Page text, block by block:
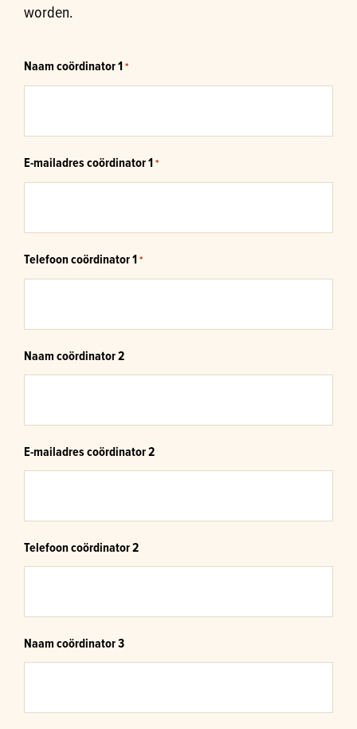
worden.
Naam coördinator 1*
E-mailadres coördinator 1*
Telefoon coördinator 1*
Naam coördinator 2
E-mailadres coördinator 2
Telefoon coördinator 2
Naam coördinator 3